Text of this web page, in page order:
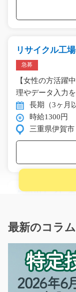
リサイクル工
00521
急募
【女性の方活躍
理やデータ入力
長期（3ヶ月
時給1300円
三重県伊賀市
仮設用トイレ
嬉しい土日祝休
長期（3ヶ月
時給1350円
滋賀県近江
最新のコラム